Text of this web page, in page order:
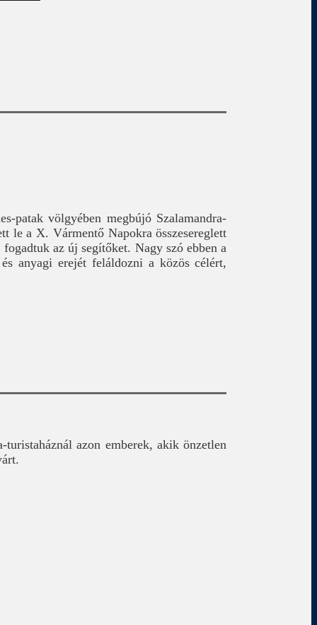
patak völgyében megbújó Szalamandra-
le a X. Vármentő Napokra összesereglett
az új segítőket. Nagy szó ebben a
anyagi erejét feláldozni a közös célért,
azon emberek, akik önzetlen